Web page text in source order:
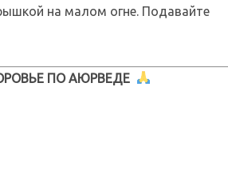
на малом огне. Подавайте
ПО АЮРВЕДЕ